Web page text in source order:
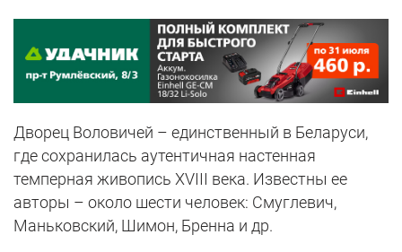
Дворец Воловичей – единственный в Беларуси,
где сохранилась аутентичная настенная
темперная живопись XVIII века. Известны ее
авторы – около шести человек: Смуглевич,
Маньковский, Шимон, Бренна и др.